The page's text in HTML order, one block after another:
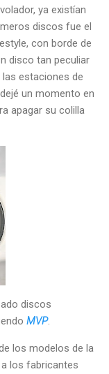
ya existían
discos fue el
con borde de
disco tan peculiar
las estaciones de
un momento en
apagar su colilla
discos
MVP.
los modelos de la
a los fabricantes